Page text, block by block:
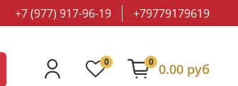
+7 (977) 917-96-19 +79779179619
0 0 0.00 руб